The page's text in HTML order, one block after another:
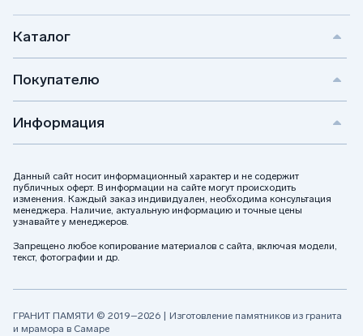
Каталог
Покупателю
Информация
Данный сайт носит информационный характер и не содержит
публичных оферт. В информации на сайте могут происходить
изменения. Каждый заказ индивидуален, необходима консультация
менеджера. Наличие, актуальную информацию и точные цены
узнавайте у менеджеров.
Запрещено любое копирование материалов с сайта, включая модели,
текст, фотографии и др.
ГРАНИТ ПАМЯТИ © 2019–2026 | Изготовление памятников из гранита
и мрамора в Самаре